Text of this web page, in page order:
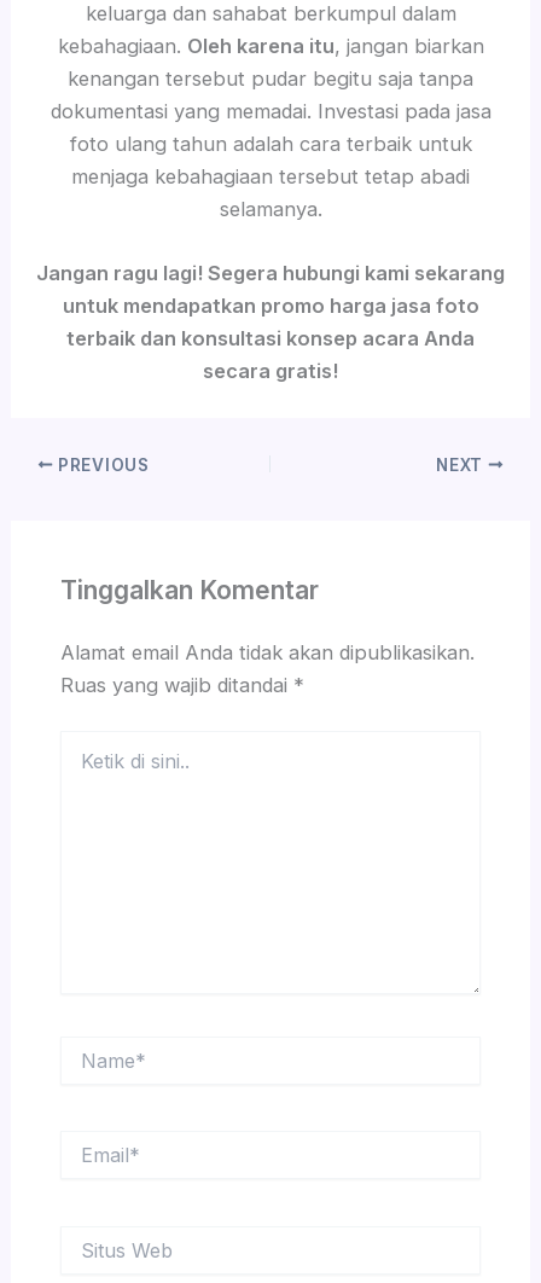
keluarga dan sahabat berkumpul dalam
kebahagiaan. Oleh karena itu, jangan biarkan
kenangan tersebut pudar begitu saja tanpa
dokumentasi yang memadai. Investasi pada jasa
foto ulang tahun adalah cara terbaik untuk
menjaga kebahagiaan tersebut tetap abadi
selamanya.
Jangan ragu lagi! Segera hubungi kami sekarang
untuk mendapatkan promo harga jasa foto
terbaik dan konsultasi konsep acara Anda
secara gratis!
PREVIOUS NEXT
Tinggalkan Komentar
Alamat email Anda tidak akan dipublikasikan.
Ruas yang wajib ditandai *
Web